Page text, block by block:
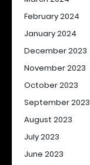
February 2024
January 2024
December 2023
November 2023
October 2023
September 2023
August 2023
July 2023
June 2023